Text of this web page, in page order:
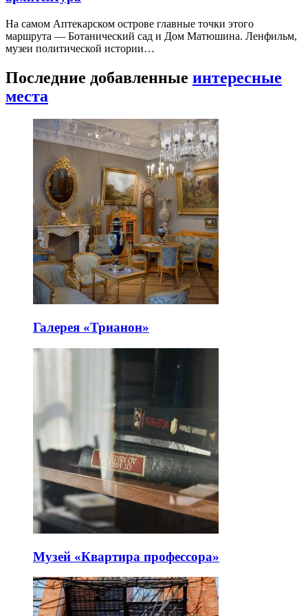
На самом Аптекарском острове главные точки этого
маршрута — Ботанический сад и Дом Матюшина. Ленфильм,
музеи политической истории…
Последние добавленные интересные
места
Галерея «Трианон»
Музей «Квартира профессора»